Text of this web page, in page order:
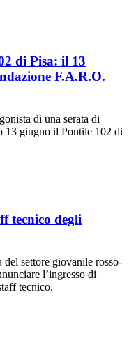
di Pisa: il 13
F.A.R.O.
di una serata di
13 giugno il Pontile 102 di
tecnico degli
del settore giovanile rosso-
l’ingresso di
tecnico.